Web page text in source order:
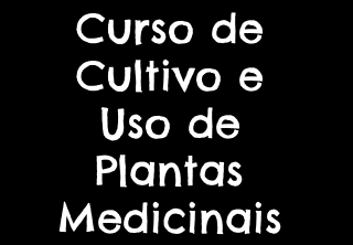
Curso de
Cultivo e
Uso de
Plantas
Medicinais